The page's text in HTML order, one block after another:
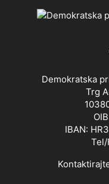
Demokratska
Trg
IBAN:
Tel/